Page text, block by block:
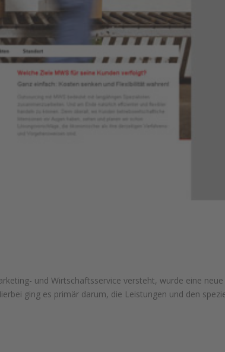
und Wirtschaftsservice versteht, wurde eine neue
ging es primär darum, die Leistungen und den